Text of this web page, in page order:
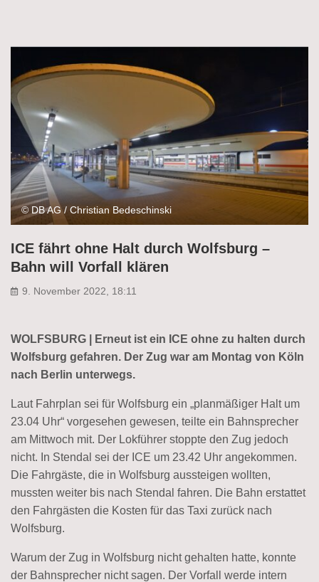
© DB AG / Christian Bedeschinski
ICE fährt ohne Halt durch Wolfsburg –
Bahn will Vorfall klären
9. November 2022, 18:11
WOLFSBURG | Erneut ist ein ICE ohne zu halten durch
Wolfsburg gefahren. Der Zug war am Montag von Köln
nach Berlin unterwegs.
Laut Fahrplan sei für Wolfsburg ein „planmäßiger Halt um
23.04 Uhr“ vorgesehen gewesen, teilte ein Bahnsprecher
am Mittwoch mit. Der Lokführer stoppte den Zug jedoch
nicht. In Stendal sei der ICE um 23.42 Uhr angekommen.
Die Fahrgäste, die in Wolfsburg aussteigen wollten,
mussten weiter bis nach Stendal fahren. Die Bahn erstattet
den Fahrgästen die Kosten für das Taxi zurück nach
Wolfsburg.
Warum der Zug in Wolfsburg nicht gehalten hatte, konnte
der Bahnsprecher nicht sagen. Der Vorfall werde intern